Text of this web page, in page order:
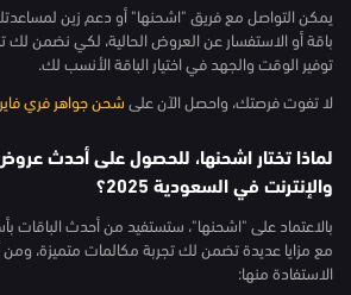
يمكن التواصل مع فريق "اشحنها" أو دعم زين
باقة أو الاستفسار عن العروض الحالية، لكي نضمن
توفير الوقت والجهد في اختيار الباقة الأنسب لك.
لا تفوت فرصتك، واحصل الآن علىشحن جواهر فري فاير
لماذا تختار اشحنها، للحصول على أحدث
والإنترنت في السعودية 2025؟
بالاعتماد على "اشحنها"، ستستفيد من أحدث الباقات
مع مزايا عديدة تضمن لك تجربة مكالمات متميزة، ومن
الاستفادة منها: